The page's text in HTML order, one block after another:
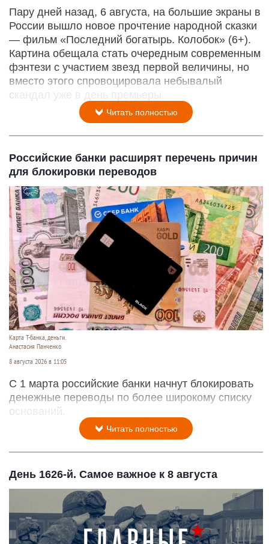
Пару дней назад, 6 августа, на большие экраны в
России вышло новое прочтение народной сказки
— фильм «Последний богатырь. Колобок» (6+).
Картина обещала стать очередным современным
фэнтези с участием звезд первой величины, но
вместо этого спровоцировала небывалый
скандал уже в день премьеры.
Читать полностью
Российские банки расширят перечень причин
для блокировки переводов
Карта Т-банка, деньги.
Анастасия Панченко
8 августа 2026 в 11:05
С 1 марта российские банки начнут блокировать
денежные переводы по более широкому списку
оснований.
Читать полностью
День 1626-й. Самое важное к 8 августа